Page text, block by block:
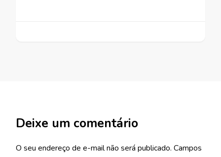
Deixe um comentário
O seu endereço de e-mail não será publicado. Campos